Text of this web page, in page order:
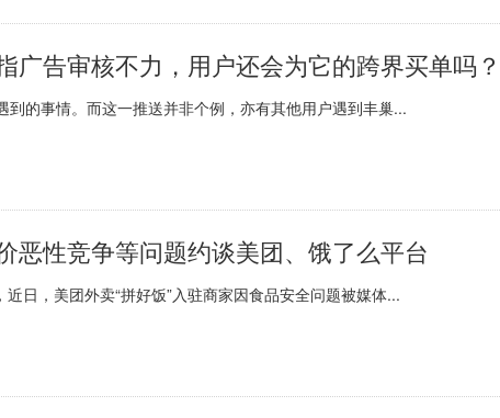
广告审核不力，用户还会为它的跨界买单吗？
的事情。而这一推送并非个例，亦有其他用户遇到丰巢...
恶性竞争等问题约谈美团、饿了么平台
日，美团外卖“拼好饭”入驻商家因食品安全问题被媒体...